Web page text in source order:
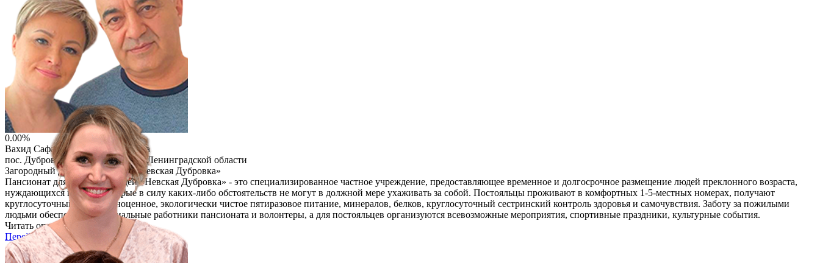
0.00%
Вахид Сафаров и Марина Суслова
пос. Дубровка Всеволожский р-н Ленинградской области
Загородный дом для пожилых «Невская Дубровка»
Пансионат для пожилых людей «Невская Дубровка» - это специализированное частное учреждение, предоставляющее временное и долгосрочное размещение людей преклонного возраста,
нуждающихся в уходе, которые в силу каких-либо обстоятельств не могут в должной мере ухаживать за собой. Постояльцы проживают в комфортных 1-5-местных номерах, получают
круглосуточный уход, полноценное, экологически чистое пятиразовое питание, минералов, белков, круглосуточный сестринский контроль здоровья и самочувствия. Заботу за пожилыми
людьми обеспечивают социальные работники пансионата и волонтеры, а для постояльцев организуются всевозможные мероприятия, спортивные праздники, культурные события.
Читать описание
Перейти на сайт